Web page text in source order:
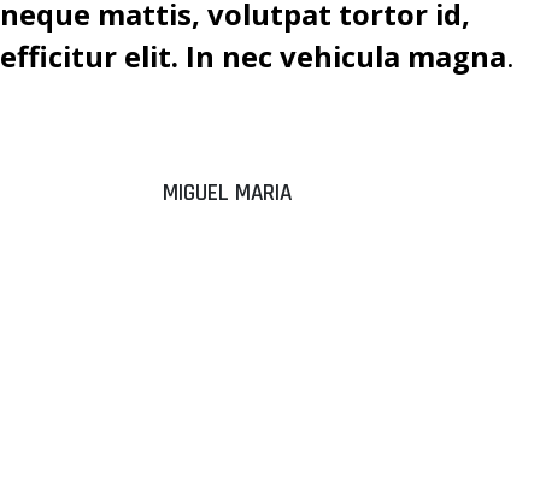
neque mattis, volutpat tortor id,
efficitur elit. In nec vehicula magna.
MIGUEL MARIA